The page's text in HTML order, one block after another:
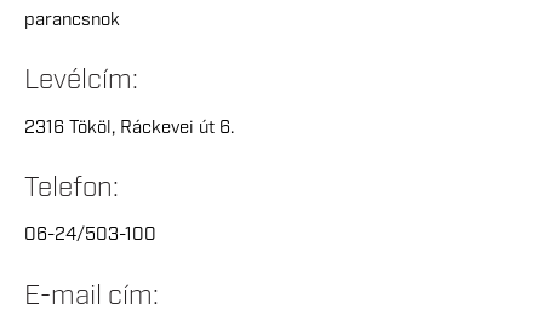
parancsnok
Levélcím:
2316 Tököl, Ráckevei út 6.
Telefon:
06-24/503-100
E-mail cím: